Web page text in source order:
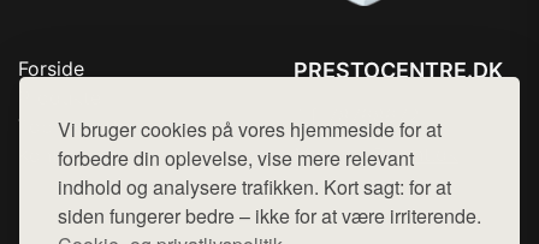
Vi bruger cookies på vores hjemmeside for at
forbedre din oplevelse, vise mere relevant
indhold og analysere trafikken. Kort sagt: for at
siden fungerer bedre – ikke for at være irriterende.
Forside
Top Rabatter
Kontakt
PRESTOCENTRE.DK
Mail: hej@want.dk
Cookie- og privatlivspolitik